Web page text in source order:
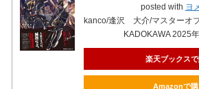
posted with ヨ
kanco/逢沢 大介/マスターオ
KADOKAWA 2025
楽天ブックスで
Amazonで購